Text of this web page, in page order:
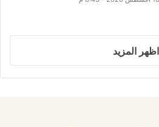
اظهر المزيد